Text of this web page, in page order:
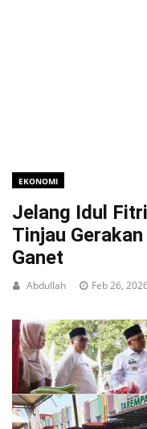
EKONOMI
Jelang Idul
Tinjau
Ganet
Abdullah Feb 26,